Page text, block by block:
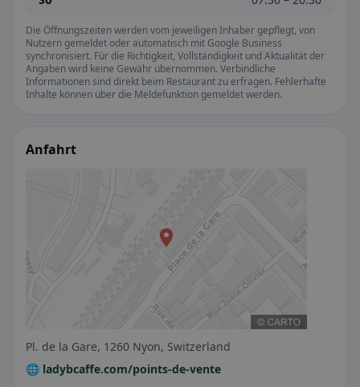
Die Öffnungszeiten werden vom jeweiligen Inhaber gepflegt, von
Nutzern gemeldet oder automatisch mit Google Business
synchronisiert. Für die Richtigkeit, Vollständigkeit und Aktualität der
Angaben wird keine Gewähr übernommen. Verbindliche
Informationen sind direkt beim Restaurant zu erfragen. Fehlerhafte
Inhalte können über die Meldefunktion gemeldet werden.
Anfahrt
Pl. de la Gare, 1260 Nyon, Switzerland
🌐 ladybcaffe.com/points-de-vente